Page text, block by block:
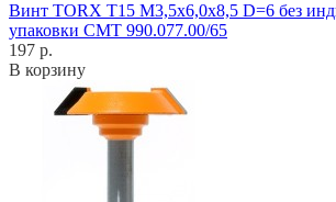
Винт TORX T15 M3,5x6,0x8,5 D=6 без
упаковки CMT 990.077.00/65
197 р.
В корзину